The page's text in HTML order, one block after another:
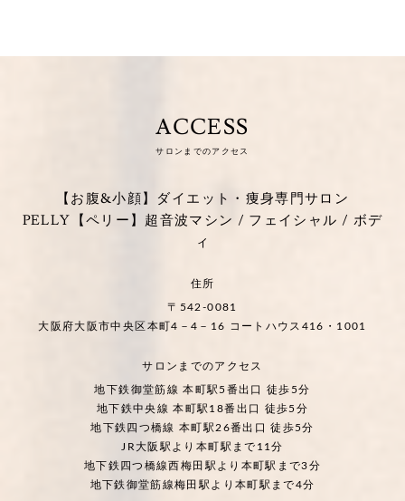
ACCESS
サロンまでのアクセス
【お腹&小顔】ダイエット・痩身専門サロン
PELLY【ペリー】超音波マシン / フェイシャル / ボデ
ィ
住所
〒542-0081
大阪府大阪市中央区本町4－4－16 コートハウス416・1001
サロンまでのアクセス
地下鉄御堂筋線 本町駅5番出口 徒歩5分
地下鉄中央線 本町駅18番出口 徒歩5分
地下鉄四つ橋線 本町駅26番出口 徒歩5分
JR大阪駅より本町駅まで11分
地下鉄四つ橋線西梅田駅より本町駅まで3分
地下鉄御堂筋線梅田駅より本町駅まで4分